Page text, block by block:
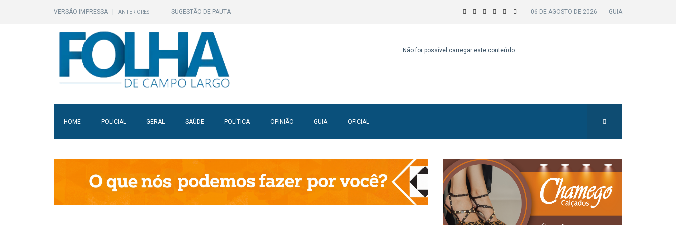
VERSÃO IMPRESSA ANTERIORES SUGESTÃO DE PAUTA 06 DE AGOSTO DE 2026 GUIA
Não foi possível carregar este conteúdo.
HOME POLICIAL GERAL SAÚDE POLÍTICA OPINIÃO GUIA OFICIAL